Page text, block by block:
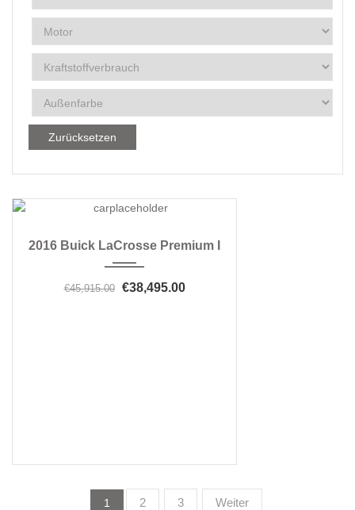
Zurücksetzen
2016 Buick LaCrosse Premium I
€45,915.00 €38,495.00
1 2 3 Weiter